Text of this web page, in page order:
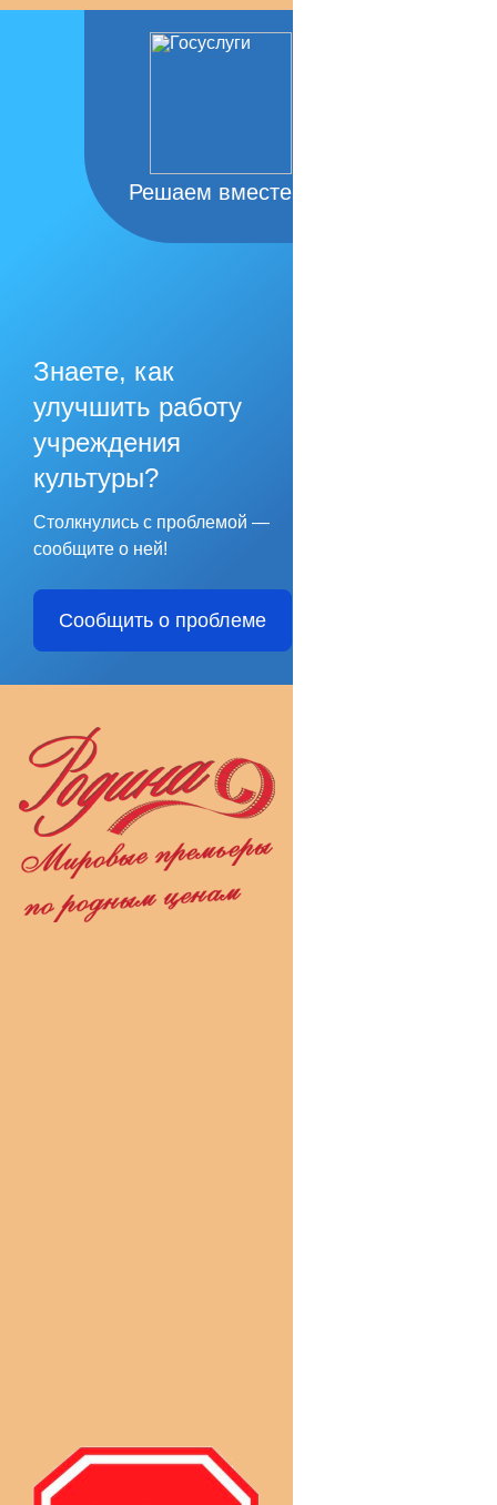
Решаем вместе
Знаете, как
улучшить работу
учреждения
культуры?
Столкнулись с проблемой —
сообщите о ней!
Сообщить о проблеме